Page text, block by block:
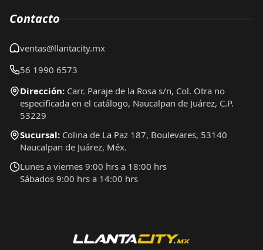
Contacto
ventas@llantacity.mx
56 1990 6573
Dirección: Carr. Paraje de la Rosa s/n, Col. Otra no
especificada en el catálogo, Naucalpan de Juárez, C.P.
53229
Sucursal: Colina de La Paz 187, Boulevares, 53140
Naucalpan de Juárez, Méx.
Lunes a viernes 9:00 hrs a 18:00 hrs
Sábados 9:00 hrs a 14:00 hrs